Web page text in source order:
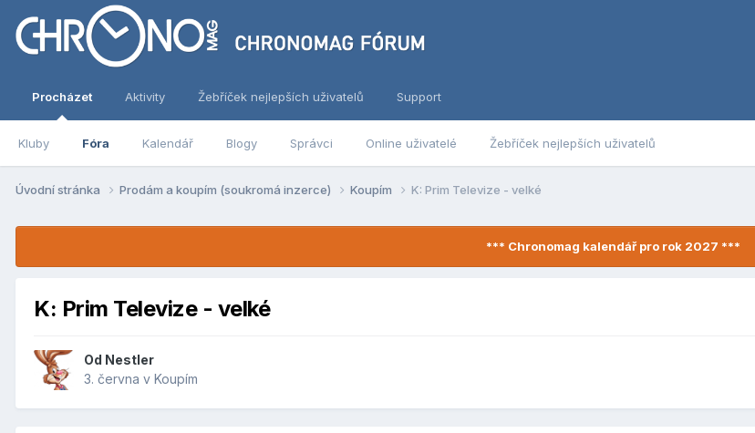
Procházet
Kluby Fóra Kalendář Blogy Správci Online uživatelé Žebříček nejlepších uživatelů
Aktivity Žebříček nejlepších uživatelů Support
Úvodní stránka Prodám a koupím (soukromá inzerce) Koupím K: Prim Televize - velké
*** Chronomag kalendář pro rok 2027 ***
K: Prim Televize - velké
Od Nestler
3. června v Koupím